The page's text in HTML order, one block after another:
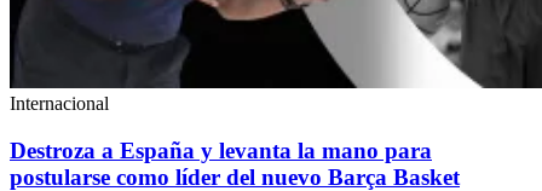
Internacional
Destroza a España y levanta la mano para
postularse como líder del nuevo Barça Basket